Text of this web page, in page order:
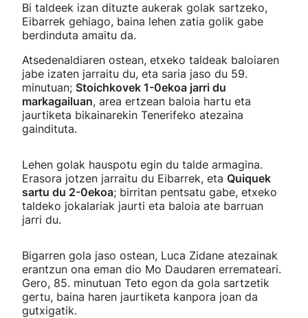
Bi taldeek izan dituzte aukerak golak sartzeko,
Eibarrek gehiago, baina lehen zatia golik gabe
berdinduta amaitu da.
Atsedenaldiaren ostean, etxeko taldeak baloiaren
jabe izaten jarraitu du, eta saria jaso du 59.
minutuan; Stoichkovek 1-0ekoa jarri du
markagailuan, area ertzean baloia hartu eta
jaurtiketa bikainarekin Tenerifeko atezaina
gaindituta.
Lehen golak hauspotu egin du talde armagina.
Erasora jotzen jarraitu du Eibarrek, eta Quiquek
sartu du 2-0ekoa; birritan pentsatu gabe, etxeko
taldeko jokalariak jaurti eta baloia ate barruan
jarri du.
Bigarren gola jaso ostean, Luca Zidane atezainak
erantzun ona eman dio Mo Daudaren erremateari.
Gero, 85. minutuan Teto egon da gola sartzetik
gertu, baina haren jaurtiketa kanpora joan da
gutxigatik.